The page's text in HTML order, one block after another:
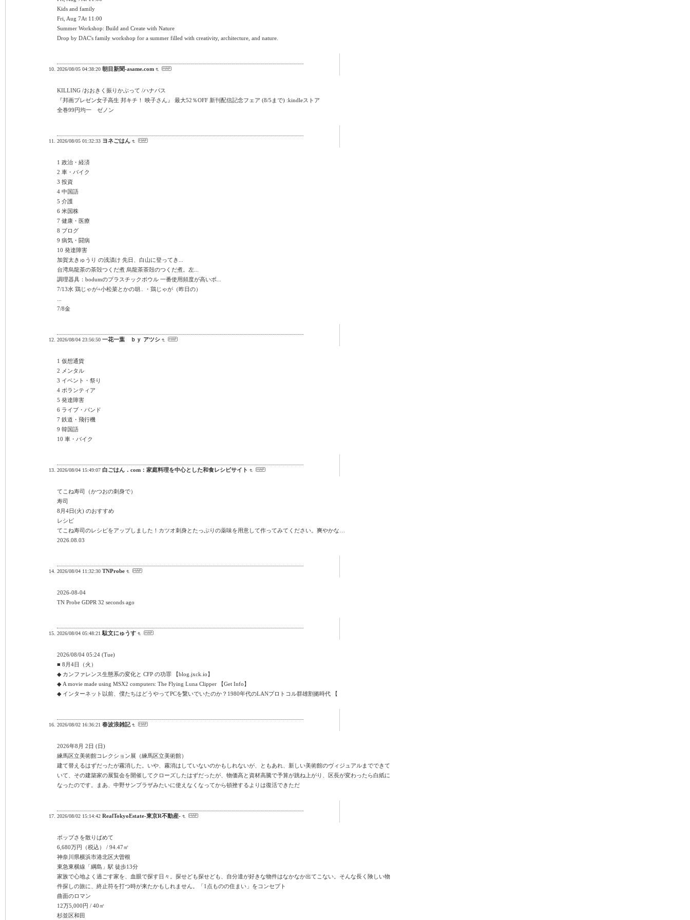
Kids and family
Fri, Aug 7At 11:00
Summer Workshop: Build and Create with Nature
Drop by DAC's family workshop for a summer filled with creativity, architecture, and nature.
2026/08/05 04:38:20 朝目新聞-asame.com
KILLING /おおきく振りかぶって /ハナバス
『邦画プレゼン女子高生 邦キチ！ 映子さん』 最大52％OFF 新刊配信記念フェア (8/5まで) :kindleストア
全巻99円均一 ゼノン
2026/08/05 01:32:33 ヨネごはん
1 政治・経済
2 車・バイク
3 投資
4 中国語
5 介護
6 米国株
7 健康・医療
8 ブログ
9 病気・闘病
10 発達障害
加賀太きゅうり の浅漬け 先日、白山に登ってき...
台湾烏龍茶の茶殻つくだ煮 烏龍茶茶殻のつくだ煮。左...
調理器具：bodumのプラスチックボウル 一番使用頻度が高いボ...
7/13水 鶏じゃが+小松菜とかの胡.. ・鶏じゃが（昨日の）
7/8金
2026/08/04 23:56:50 一花一葉 ｂｙ アツシ
1 仮想通貨
2 メンタル
3 イベント・祭り
4 ボランティア
5 発達障害
6 ライブ・バンド
7 鉄道・飛行機
9 韓国語
10 車・バイク
2026/08/04 15:49:07 白ごはん．com：家庭料理を中心とした和食レシピサイト
てこね寿司（かつおの刺身で）
寿司
8月4日(火) のおすすめ
レシピ
てこね寿司のレシピをアップしました！カツオ刺身とたっぷりの薬味を用意して作ってみてください。爽やかな…
2026.08.03
2026/08/04 11:32:30 TNProbe
2026-08-04
TN Probe GDPR 32 seconds ago
2026/08/04 05:48:21 駄文にゅうす
2026/08/04 05:24 (Tue)
■ 8月4日（火）
◆ カンファレンス生態系の変化と CFP の功罪 【blog.jxck.io】
◆ A movie made using MSX2 computers: The Flying Luna Clipper 【Get Info】
◆ インターネット以前、僕たちはどうやってPCを繋いでいたのか？1980年代のLANプロトコル群雄割拠時代 【
2026/08/02 16:36:21 春波浪雑記
2026年8月 2日 (日)
練馬区立美術館コレクション展（練馬区立美術館）
建て替えるはずだったが霧消した。いや、霧消はしていないのかもしれないが、ともあれ、新しい美術館のヴィジュアルまでできて
いて、その建築家の展覧会を開催してクローズしたはずだったが、物価高と資材高騰で予算が跳ね上がり、区長が変わったら白紙に
なったのです。まあ、中野サンプラザみたいに使えなくなってから頓挫するよりは復活できただ
2026/08/02 15:14:42 RealTokyoEstate-東京R不動産-
ポップさを散りばめて
6,680万円（税込） / 94.47㎡
神奈川県横浜市港北区大曽根
東急東横線「綱島」駅 徒歩13分
家族で心地よく過ごす家を、血眼で探す日々。探せども探せども、自分達が好きな物件はなかなか出てこない。そんな長く険しい物
件探しの旅に、終止符を打つ時が来たかもしれません。「1点ものの住まい」をコンセプト
曲面のロマン
12万5,000円 / 40㎡
杉並区和田